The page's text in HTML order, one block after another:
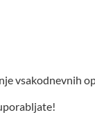
vsakodnevnih